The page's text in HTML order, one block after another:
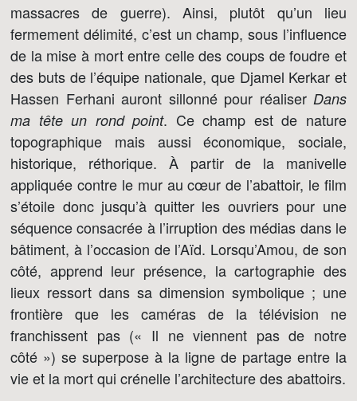
massacres de guerre). Ainsi, plutôt qu’un lieu
fermement délimité, c’est un champ, sous l’influence
de la mise à mort entre celle des coups de foudre et
des buts de l’équipe nationale, que Djamel Kerkar et
Hassen Ferhani auront sillonné pour réaliser Dans
ma tête un rond point. Ce champ est de nature
topographique mais aussi économique, sociale,
historique, réthorique. À partir de la manivelle
appliquée contre le mur au cœur de l’abattoir, le film
s’étoile donc jusqu’à quitter les ouvriers pour une
séquence consacrée à l’irruption des médias dans le
bâtiment, à l’occasion de l’Aïd. Lorsqu’Amou, de son
côté, apprend leur présence, la cartographie des
lieux ressort dans sa dimension symbolique ; une
frontière que les caméras de la télévision ne
franchissent pas (« Il ne viennent pas de notre
côté ») se superpose à la ligne de partage entre la
vie et la mort qui crénelle l’architecture des abattoirs.